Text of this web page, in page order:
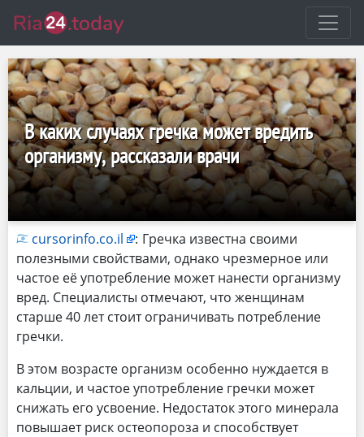
В каких случаях гречка может вредить
организму, рассказали врачи
cursorinfo.co.il : Гречка известна своими
полезными свойствами, однако чрезмерное или
частое её употребление может нанести организму
вред. Специалисты отмечают, что женщинам
старше 40 лет стоит ограничивать потребление
гречки.
В этом возрасте организм особенно нуждается в
кальции, и частое употребление гречки может
снижать его усвоение. Недостаток этого минерала
повышает риск остеопороза и способствует